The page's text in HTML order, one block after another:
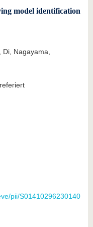
model identification
Nagayama,
pii/S01410296230140